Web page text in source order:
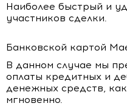
Наиболее быстрый и
участников сделки.
Банковской картой
В данном случае мы
оплаты кредитных и
денежных средств,
мгновенно.